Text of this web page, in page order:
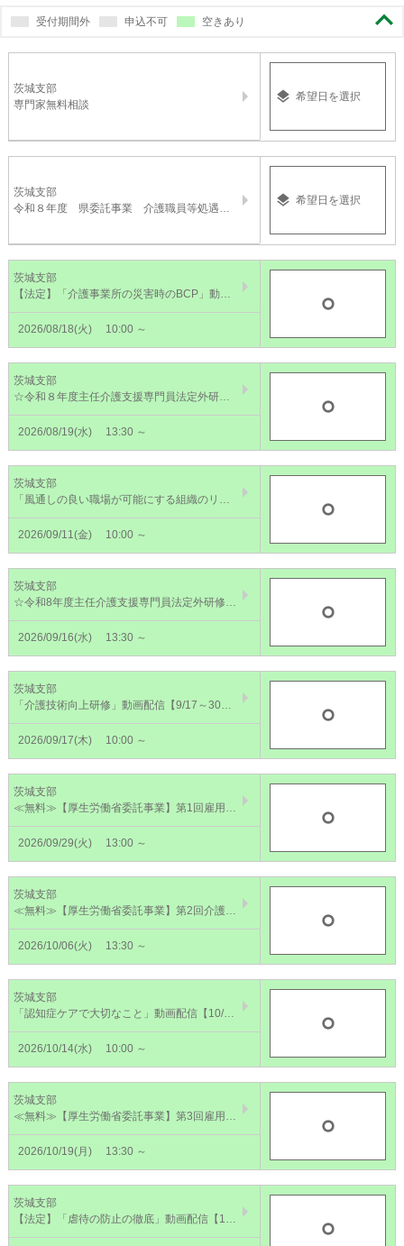
受付期間外 申込不可 空きあり
茨城支部
専門家無料相談
希望日を選択
茨城支部
希望日を選択
茨城支部
【法定】「介護事業所の災害時のBCP」動画配信【8/18～31】～個々の対応と組織としての対応・対策のポイント～
2026/08/18(火) 10:00 ～
茨城支部
☆令和８年度主任介護支援専門員法定外研修 基本ケア【8/19】
2026/08/19(水) 13:30 ～
茨城支部
「風通しの良い職場が可能にする組織のリスクマネジメント」 動画配信【9/11～24】～予防と対処とプラスアルファを 円滑に進めるために～
2026/09/11(金) 10:00 ～
茨城支部
☆令和8年度主任介護支援専門員法定外研修 疾患別ケア【9/16】
2026/09/16(水) 13:30 ～
茨城支部
「介護技術向上研修」動画配信【9/17～30】～利用者と私たちを守るための移動・移乗～
2026/09/17(木) 10:00 ～
茨城支部
≪無料≫【厚生労働省委託事業】第1回雇用管理責任者講習 専門コース(WEB)【9/29】
2026/09/29(火) 13:00 ～
茨城支部
≪無料≫【厚生労働省委託事業】第2回介護労働者雇用管理責任者講習 総合コース(集合）【10/6】
2026/10/06(火) 13:30 ～
茨城支部
「認知症ケアで大切なこと」動画配信【10/14～27】【公表制度適合研修】～認知症を理解し、ケアの質の向上を～
2026/10/14(水) 10:00 ～
茨城支部
≪無料≫【厚生労働省委託事業】第3回雇用管理責任者講習 総合コース(WEB)【10/19】
2026/10/19(月) 13:30 ～
茨城支部
【法定】「虐待の防止の徹底」動画配信【11/12～25】～未然に防ぎ組織で取り組もう～